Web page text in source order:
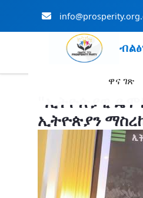
ዋና ገጽ
"ኢትዮጵያዊ
ኢትዮጵያን